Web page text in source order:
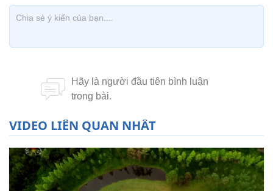
VIDEO LIÊN QUAN NHẤT